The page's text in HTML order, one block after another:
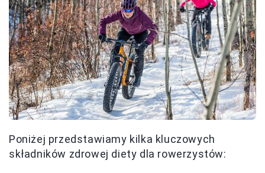
Poniżej przedstawiamy kilka kluczowych
składników zdrowej diety dla rowerzystów: